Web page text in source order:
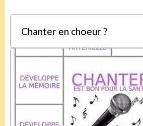
Chanter en choeur ?